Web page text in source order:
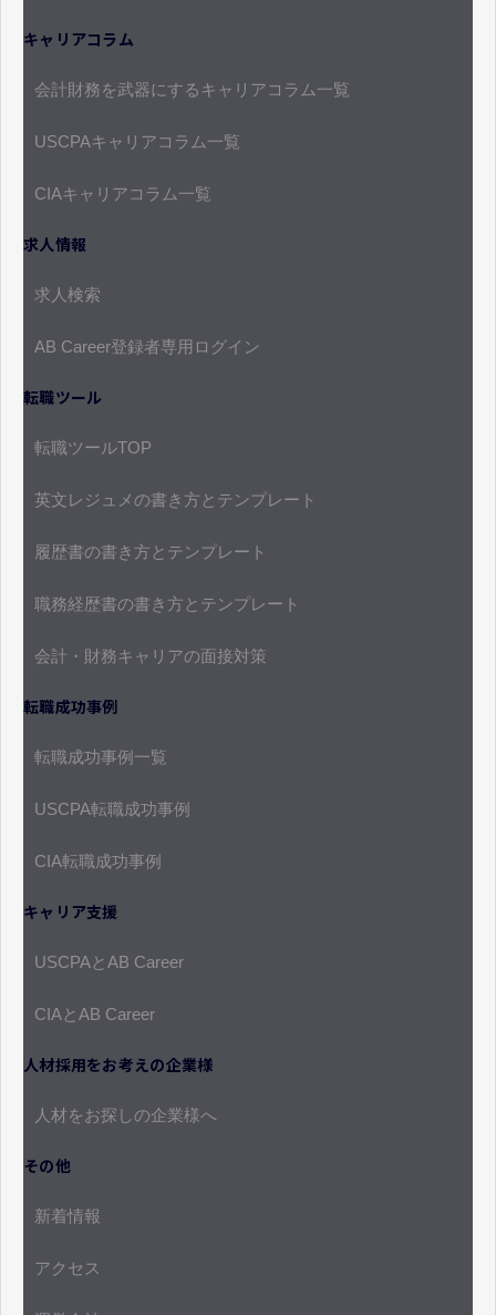
キャリアコラム
会計財務を武器にするキャリアコラム一覧
USCPAキャリアコラム一覧
CIAキャリアコラム一覧
求人情報
求人検索
AB Career登録者専用ログイン
転職ツール
転職ツールTOP
英文レジュメの書き方とテンプレート
履歴書の書き方とテンプレート
職務経歴書の書き方とテンプレート
会計・財務キャリアの面接対策
転職成功事例
転職成功事例一覧
USCPA転職成功事例
CIA転職成功事例
キャリア支援
USCPAとAB Career
CIAとAB Career
人材採用をお考えの企業様
人材をお探しの企業様へ
その他
新着情報
アクセス